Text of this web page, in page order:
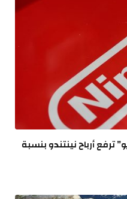
“ماريو” ترفع أرباح نينتندو بنسبة